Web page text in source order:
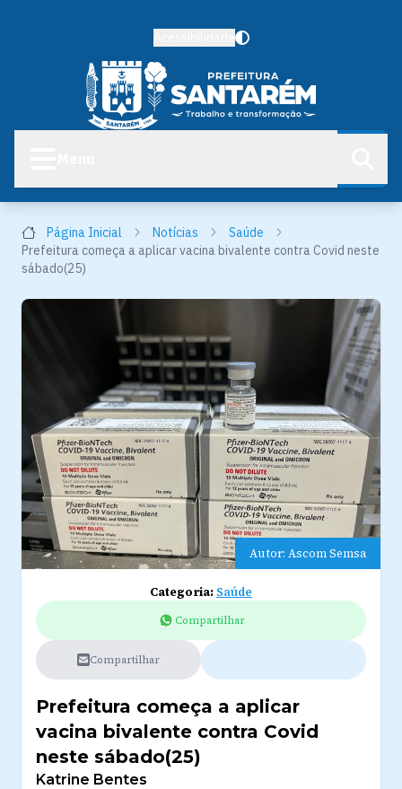
Página Inicial Notícias
Saúde
Prefeitura começa a aplicar vacina bivalente contra Covid neste
sábado(25)
Autor: Ascom Semsa
Categoria: Saúde
Compartilhar
Compartilhar
Prefeitura começa a aplicar
vacina bivalente contra Covid
neste sábado(25)
Katrine Bentes